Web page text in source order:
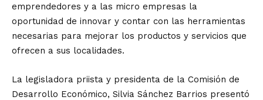
emprendedores y a las micro empresas la
oportunidad de innovar y contar con las herramientas
necesarias para mejorar los productos y servicios que
ofrecen a sus localidades.
La legisladora priista y presidenta de la Comisión de
Desarrollo Económico, Silvia Sánchez Barrios presentó